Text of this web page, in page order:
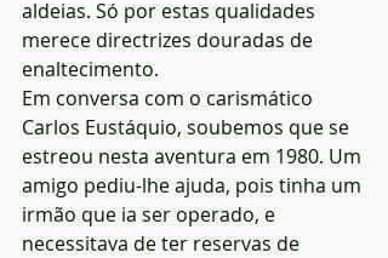
aldeias. Só por estas qualidades
merece directrizes douradas de
enaltecimento.
Em conversa com o carismático
Carlos Eustáquio, soubemos que se
estreou nesta aventura em 1980. Um
amigo pediu-lhe ajuda, pois tinha um
irmão que ia ser operado, e
necessitava de ter reservas de